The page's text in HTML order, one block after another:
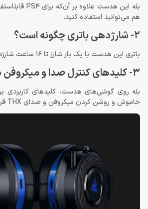
هم می‌توانید استفاده کنید.
2- شارژدهی باتری چگونه است؟
باتری این هدست با یک بار شارژ تا 16 ساعت شارژدهی دارد.
3- کلیدهای کنترل صدا و میکروفن دارد؟
بله روی گوشی‌های هدست، کلیدهای کاربردی
خاموش و روشن کردن میکروفن و صدای THX قرار داده شده‌اند.